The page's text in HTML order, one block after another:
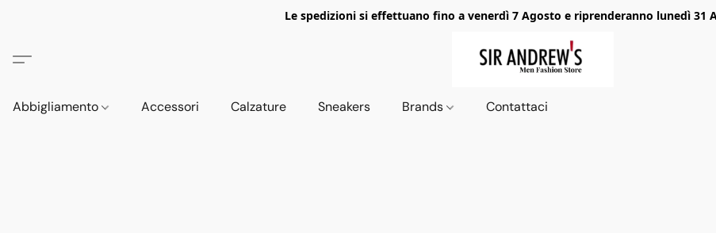
Le spedizioni si effettuano fino a venerdì 7 Agosto e riprenderanno lunedì 31
Abbigliamento Accessori Calzature Sneakers Brands Contattaci